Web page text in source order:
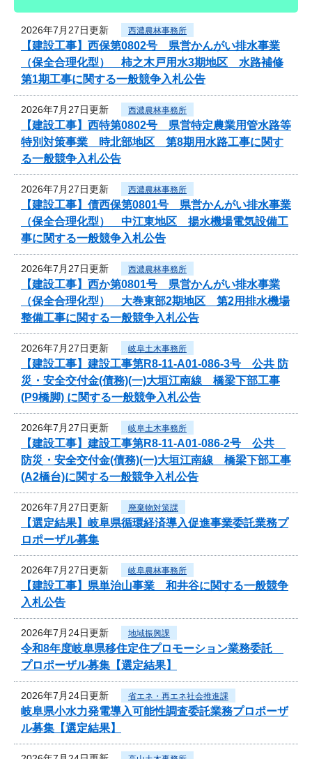
2026年7月27日更新 西濃農林事務所
【建設工事】西保第0802号 県営かんがい排水事業
（保全合理化型） 柿之木戸用水3期地区 水路補修
第1期工事に関する一般競争入札公告
2026年7月27日更新 西濃農林事務所
【建設工事】西特第0802号 県営特定農業用管水路等
特別対策事業 時北部地区 第8期用水路工事に関す
る一般競争入札公告
2026年7月27日更新 西濃農林事務所
【建設工事】債西保第0801号 県営かんがい排水事業
（保全合理化型） 中江東地区 揚水機場電気設備工
事に関する一般競争入札公告
2026年7月27日更新 西濃農林事務所
【建設工事】西か第0801号 県営かんがい排水事業
（保全合理化型） 大巻東部2期地区 第2用排水機場
整備工事に関する一般競争入札公告
2026年7月27日更新 岐阜土木事務所
【建設工事】建設工事第R8-11-A01-086-3号 公共 防
災・安全交付金(債務)(一)大垣江南線 橋梁下部工事
(P9橋脚) に関する一般競争入札公告
2026年7月27日更新 岐阜土木事務所
【建設工事】建設工事第R8-11-A01-086-2号 公共
防災・安全交付金(債務)(一)大垣江南線 橋梁下部工事
(A2橋台)に関する一般競争入札公告
2026年7月27日更新 廃棄物対策課
【選定結果】岐阜県循環経済導入促進事業委託業務プ
ロポーザル募集
2026年7月27日更新 岐阜農林事務所
【建設工事】県単治山事業 和井谷に関する一般競争
入札公告
2026年7月24日更新 地域振興課
令和8年度岐阜県移住定住プロモーション業務委託
プロポーザル募集【選定結果】
2026年7月24日更新 省エネ・再エネ社会推進課
岐阜県小水力発電導入可能性調査委託業務プロポーザ
ル募集【選定結果】